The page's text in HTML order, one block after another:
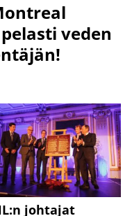
veden
johtajat